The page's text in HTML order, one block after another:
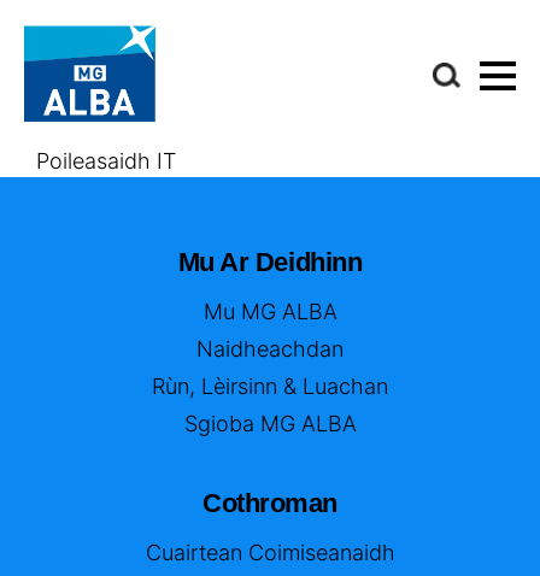
Poileasaidh IT
Mu Ar Deidhinn
Mu MG ALBA
Naidheachdan
Rùn, Lèirsinn & Luachan
Sgioba MG ALBA
Cothroman
Cuairtean Coimiseanaidh